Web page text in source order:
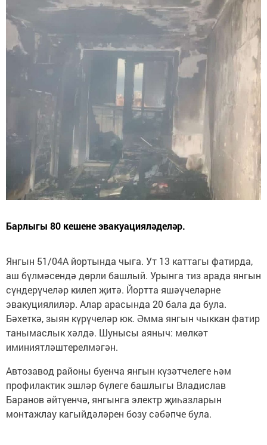
Барлыгы 80 кешене эвакуацияләделәр.
Янгын 51/04А йортында чыга. Ут 13 каттагы фатирда,
аш бүлмәсендә дөрли башлый. Урынга тиз арада янгын
сүндерүчеләр килеп җитә. Йортта яшәүчеләрне
эвакуциялиләр. Алар арасында 20 бала да була.
Бәхеткә, зыян күрүчеләр юк. Әмма янгын чыккан фатир
танымаслык хәлдә. Шунысы аяныч: мөлкәт
иминиятләштерелмәгән.
Автозавод районы буенча янгын күзәтчелеге һәм
профилактик эшләр бүлеге башлыгы Владислав
Баранов әйтүенчә, янгынга электр җиһазларын
монтажлау кагыйдәләрен бозу сәбәпче була.